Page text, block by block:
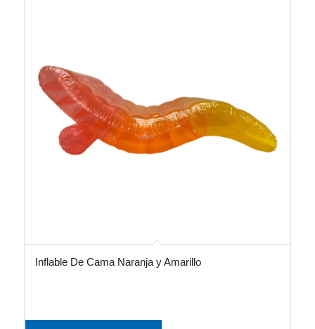
Inflable De Cama Naranja y Amarillo